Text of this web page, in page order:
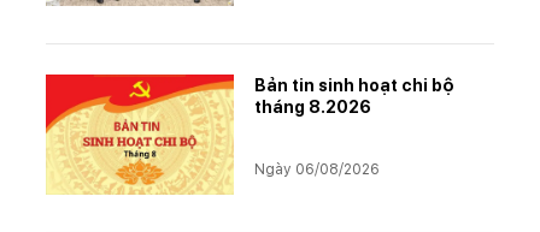
Bản tin sinh hoạt chi bộ
tháng 8.2026
Ngày 06/08/2026